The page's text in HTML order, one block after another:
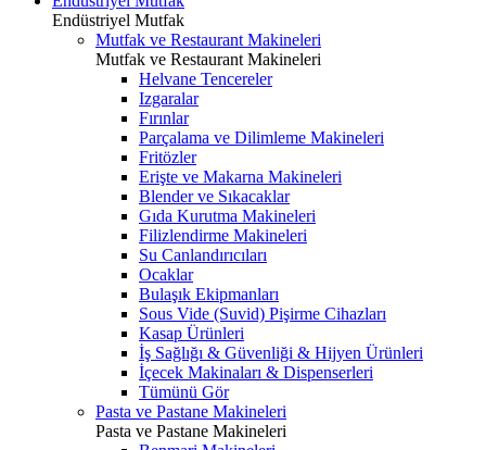
Endüstriyel Mutfak
Mutfak ve Restaurant Makineleri
Mutfak ve Restaurant Makineleri
Helvane Tencereler
Izgaralar
Fırınlar
Parçalama ve Dilimleme Makineleri
Fritözler
Erişte ve Makarna Makineleri
Blender ve Sıkacaklar
Gıda Kurutma Makineleri
Filizlendirme Makineleri
Su Canlandırıcıları
Ocaklar
Bulaşık Ekipmanları
Sous Vide (Suvid) Pişirme Cihazları
Kasap Ürünleri
İş Sağlığı & Güvenliği & Hijyen Ürünleri
İçecek Makinaları & Dispenserleri
Tümünü Gör
Pasta ve Pastane Makineleri
Pasta ve Pastane Makineleri